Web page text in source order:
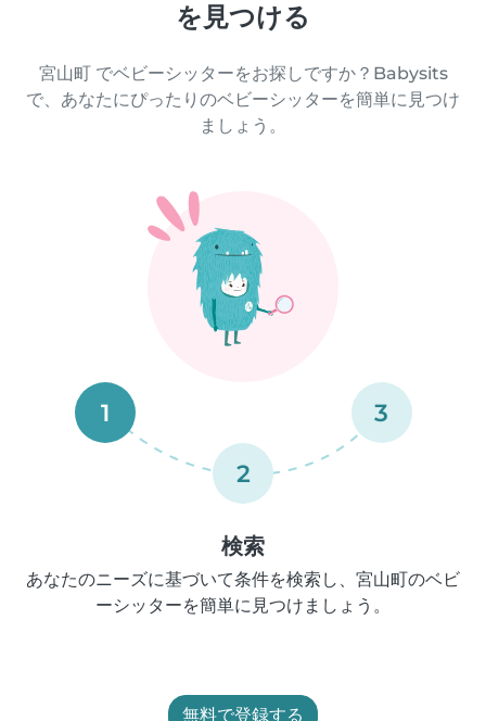
を見つける
宮山町 でベビーシッターをお探しですか？Babysits
で、あなたにぴったりのベビーシッターを簡単に見つけ
ましょう。
1
2
3
検索
あなたのニーズに基づいて条件を検索し、宮山町のベビ
ーシッターを簡単に見つけましょう。
無料で登録する